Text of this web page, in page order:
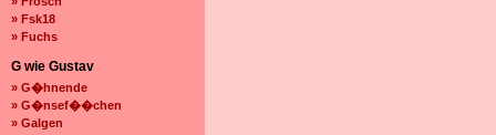
» Fsk18
» Fuchs
G wie Gustav
» G�hnende
» G�nsef��chen
» Galgen